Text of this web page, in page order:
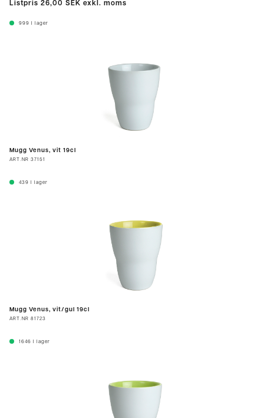
Listpris 26,00 SEK exkl. moms
999 I lager
Mugg Venus, vit 19cl
ART.NR 37151
439 I lager
Mugg Venus, vit/gul 19cl
ART.NR 81723
1646 I lager